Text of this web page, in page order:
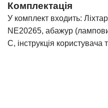
Комплектація
У комплект входить:
NE20265, абажур
C, інструкція користувача